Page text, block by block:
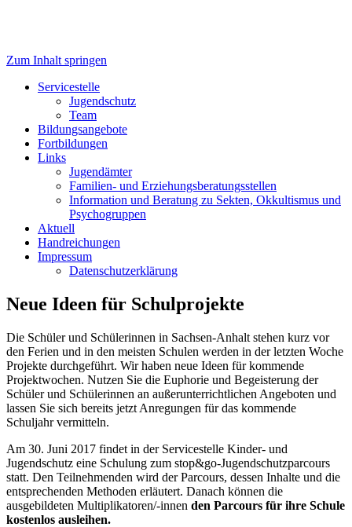
Servicestelle Kinder- und
Jugendschutz
Zum Inhalt springen
Servicestelle
Jugendschutz
Team
Bildungsangebote
Fortbildungen
Links
Jugendämter
Familien- und Erziehungsberatungsstellen
Information und Beratung zu Sekten, Okkultismus und
Psychogruppen
Aktuell
Handreichungen
Impressum
Datenschutzerklärung
Neue Ideen für Schulprojekte
Die Schüler und Schülerinnen in Sachsen-Anhalt stehen kurz vor
den Ferien und in den meisten Schulen werden in der letzten Woche
Projekte durchgeführt. Wir haben neue Ideen für kommende
Projektwochen. Nutzen Sie die Euphorie und Begeisterung der
Schüler und Schülerinnen an außerunterrichtlichen Angeboten und
lassen Sie sich bereits jetzt Anregungen für das kommende
Schuljahr vermitteln.
Am 30. Juni 2017 findet in der Servicestelle Kinder- und
Jugendschutz eine Schulung zum stop&go-Jugendschutzparcours
statt. Den Teilnehmenden wird der Parcours, dessen Inhalte und die
entsprechenden Methoden erläutert. Danach können die
ausgebildeten Multiplikatoren/-innen den Parcours für ihre Schule
kostenlos ausleihen.